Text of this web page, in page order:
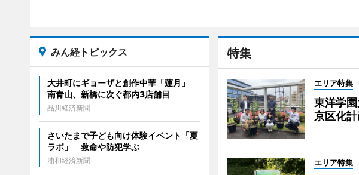
特集
エリア特集
東洋学
京区化
エリア特集
みん経トピックス
大井町にギョーザと創作中華「蓮月」
南青山、新橋に次ぐ都内3店舗目
品川経済新聞
さいたまで子ども向け体験イベント「夏
ラボ」 救命や防犯学ぶ
浦和経済新聞